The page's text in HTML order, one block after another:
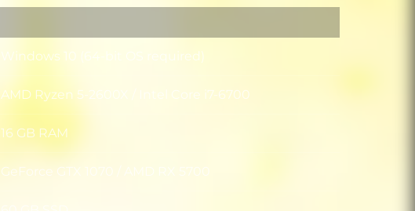
SO
Windows 10 (64-bit OS required)
Processador
AMD Ryzen 5-2600X / Intel Core i7-6700
Memória
16 GB RAM
Placa gráfica
GeForce GTX 1070 / AMD RX 5700